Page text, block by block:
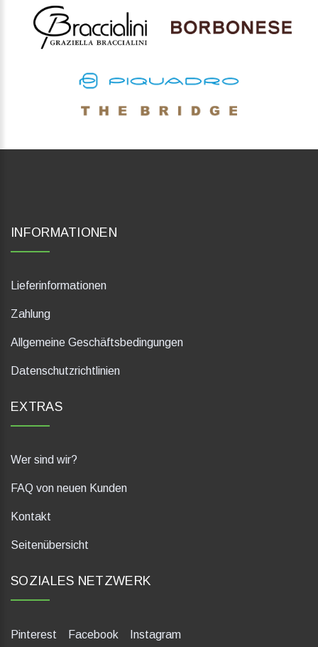
INFORMATIONEN
Lieferinformationen
Zahlung
Allgemeine Geschäftsbedingungen
Datenschutzrichtlinien
EXTRAS
Wer sind wir?
FAQ von neuen Kunden
Kontakt
Seitenübersicht
SOZIALES NETZWERK
Pinterest Facebook Instagram